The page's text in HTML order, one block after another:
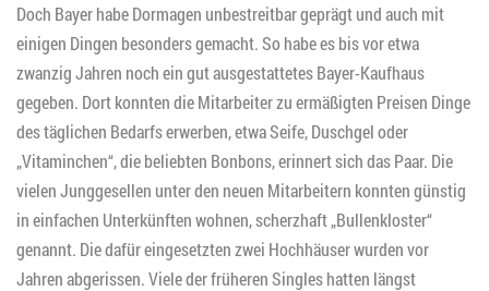
Doch Bayer habe Dormagen unbestreitbar geprägt und auch mit
einigen Dingen besonders gemacht. So habe es bis vor etwa
zwanzig Jahren noch ein gut ausgestattetes Bayer-Kaufhaus
gegeben. Dort konnten die Mitarbeiter zu ermäßigten Preisen Dinge
des täglichen Bedarfs erwerben, etwa Seife, Duschgel oder
„Vitaminchen“, die beliebten Bonbons, erinnert sich das Paar. Die
vielen Junggesellen unter den neuen Mitarbeitern konnten günstig
in einfachen Unterkünften wohnen, scherzhaft „Bullenkloster“
genannt. Die dafür eingesetzten zwei Hochhäuser wurden vor
Jahren abgerissen. Viele der früheren Singles hatten längst